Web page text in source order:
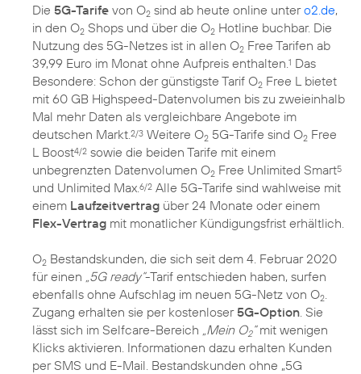
Die 5G-Tarife von O2 sind ab heute online untero2.de,
in den O2 Shops und über die O2 Hotline buchbar. Die
Nutzung des 5G-Netzes ist in allen O2 Free Tarifen ab
39,99 Euro im Monat ohne Aufpreis enthalten. 1 Das
Besondere: Schon der günstigste Tarif O2 Free L bietet
mit 60 GB Highspeed-Datenvolumen bis zu zweieinhalb
Mal mehr Daten als vergleichbare Angebote im
deutschen Markt. 2/3 Weitere O2 5G-Tarife sind O2 Free
L Boost4/2 sowie die beiden Tarife mit einem
unbegrenzten Datenvolumen O2 Free Unlimited Smart5
und Unlimited Max. 6/2 Alle 5G-Tarife sind wahlweise mit
einem Laufzeitvertrag über 24 Monate oder einem
Flex-Vertrag mit monatlicher Kündigungsfrist erhältlich.
O2 Bestandskunden, die sich seit dem 4. Februar 2020
für einen „5G ready“-Tarif entschieden haben, surfen
ebenfalls ohne Aufschlag im neuen 5G-Netz von O2
Zugang erhalten sie per kostenloser5G-Option . Sie
lässt sich im Selfcare-Bereich „Mein O2“mit wenigen
Klicks aktivieren. Informationen dazu erhalten Kunden
per SMS und E-Mail. Bestandskunden ohne „5G